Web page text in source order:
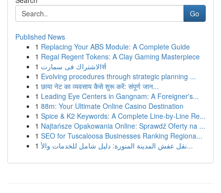
Go
Published News
1 Replacing Your ABS Module: A Complete Guide
1 Regal Regent Tokens: A Clay Gaming Masterpiece
1
الاشتراك فى سمارتर्स
1 Evolving procedures through strategic planning ...
1 छाया नेट का व्यवसाय कैसे शुरू करें: संपूर्ण जान...
1 Leading Eye Centers in Gangnam: A Foreigner's...
1 88m: Your Ultimate Online Casino Destination
1 Spice & K2 Keywords: A Complete Line-by-Line Re...
1 Najtańsze Opakowania Online: Sprawdź Oferty na ...
1 SEO for Tuscaloosa Businesses Ranking Regiona...
1
نقل عفش المدينة المنورة: دليل شامل للخدمات والأ...